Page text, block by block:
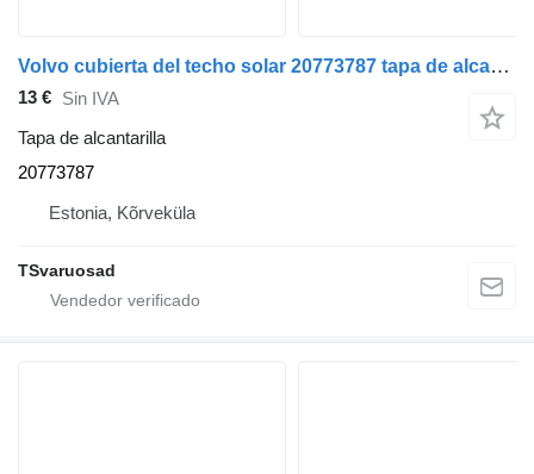
Volvo cubierta del techo solar 20773787 tapa de alcantarilla para Volvo FL-240 cabeza tractora
13 € Sin IVA
Tapa de alcantarilla
20773787
Estonia, Kõrveküla
TSvaruosad